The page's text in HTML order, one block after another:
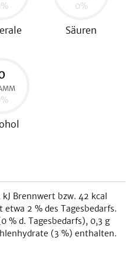
% 0%
Säuren
%
kJ Brennwert bzw. 42 kcal
etwa 2 % des Tagesbedarfs.
0% d. Tagesbedarfs), 0,3 g
(3 %) enthalten.